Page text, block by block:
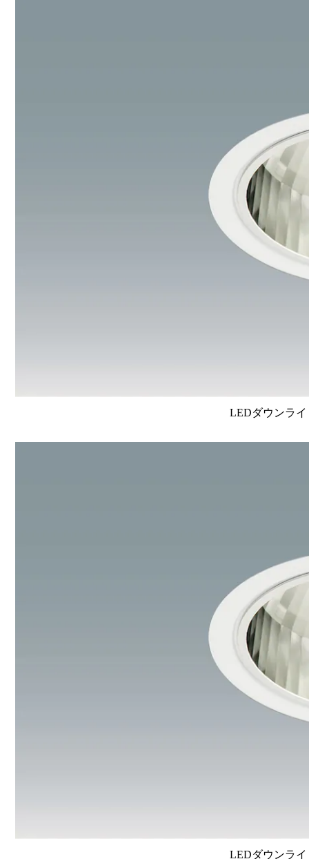
LEDダウンラ
LEDダウンラ